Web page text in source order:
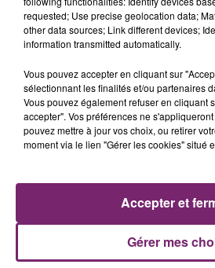
ACTUS RADIO
Plan du site
requested; Use precise geolocation data;
other data sources; Link different devices;
information transmitted automatically.
Vous pouvez accepter en cliquant sur
sélectionnant les finalités et/ou partenaires
Vous pouvez également refuser en cliquant
accepter". Vos préférences ne
pouvez mettre à jour vos choix, ou retirer
moment via le lien "Gérer les cookies" situé
Gérer mes
Accepter et